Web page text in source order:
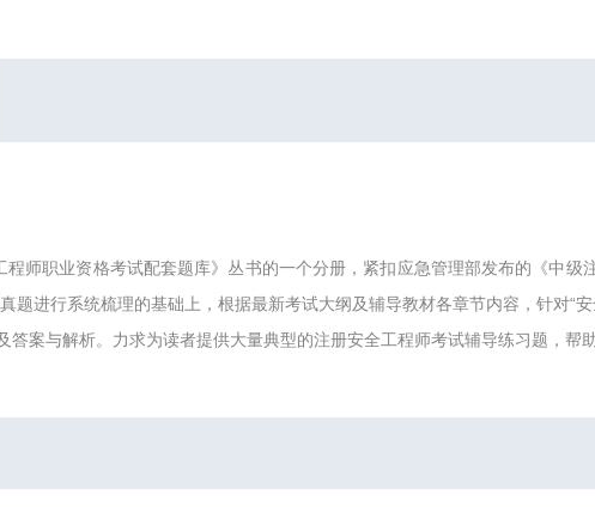
程师职业资格考试配套题库》丛书的一个分册，紧扣应急管理部发布的《中
题进行系统梳理的基础上，根据最新考试大纲及辅导教材各章节内容，针对“
答案与解析。力求为读者提供大量典型的注册安全工程师考试辅导练习题，帮